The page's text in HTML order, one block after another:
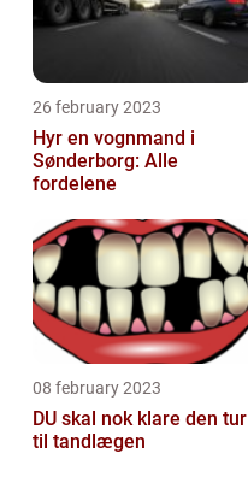
26 february 2023
Hyr en vognmand i
Sønderborg: Alle
fordelene
08 february 2023
DU skal nok klare den tur
til tandlægen